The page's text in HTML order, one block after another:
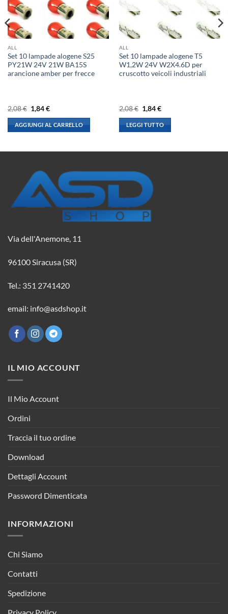
ALL
Set 10 lampade alogene S25
PY21W 24V 21W BA15S
arancione amber per frecce
2,08€ Il
prezzo
originale
era:
2,08 €.
1,84€Il
attuale
è:
1,84 €.
AGGIUNGI AL CARRELLO
ALL
Set 10 lampade alogene T5
W1,2W 24V W2X4.6D per
cruscotto veicoli industriali
2,08€ Il
prezzo
originale
era:
2,08 €.
1,84€Il
attuale
è:
1,84 €.
LEGGI TUTTO
Via dell'Anemone, 11
96100 Siracusa (SR)
Tel.: 351 2741420
email: info@asdshop.it
IL MIO ACCOUNT
Il Mio Account
Ordini
Traccia il tuo ordine
Download
Dettagli Account
Password Dimenticata
INFORMAZIONI
Chi Siamo
Contatti
Spedizione